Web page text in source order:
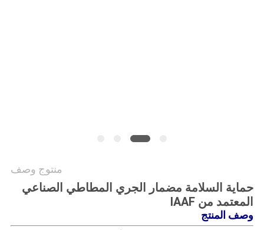
منتوج وصف
حماية السلامة مضمار الجري المطاطي الصناعي
المعتمد من IAAF
وصف المنتج